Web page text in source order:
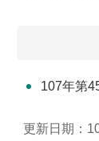
107年第
更新日期：